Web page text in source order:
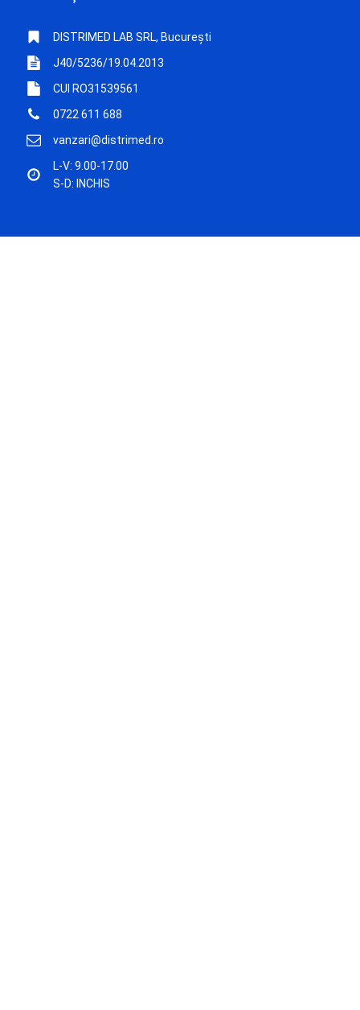
DISTRIMED LAB SRL, București
J40/5236/19.04.2013
CUI RO31539561
0722 611 688
vanzari@distrimed.ro
L-V: 9.00-17.00
S-D: INCHIS